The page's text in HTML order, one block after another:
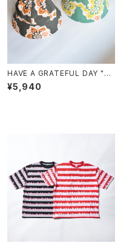
HAVE A GRATEFUL DAY "B
UCKET HAT"
¥5,940